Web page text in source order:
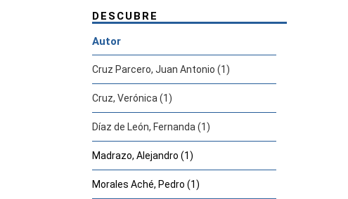
DESCUBRE
Autor
Cruz Parcero, Juan Antonio (1)
Cruz, Verónica (1)
Díaz de León, Fernanda (1)
Madrazo, Alejandro (1)
Morales Aché, Pedro (1)